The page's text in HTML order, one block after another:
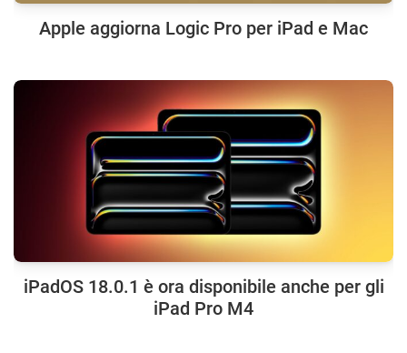
Apple aggiorna Logic Pro per iPad e Mac
iPadOS 18.0.1 è ora disponibile anche per gli
iPad Pro M4